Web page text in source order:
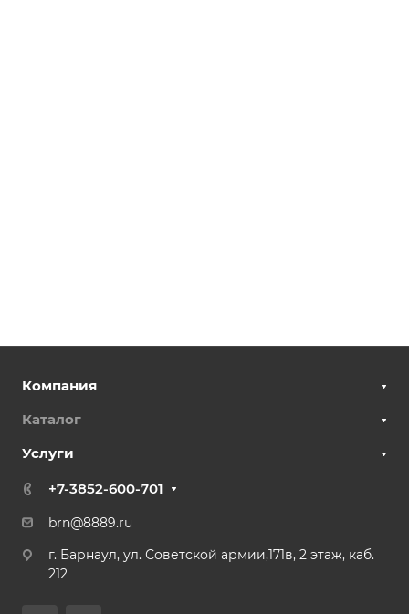
Компания
Каталог
Услуги
+7-3852-600-701
brn@8889.ru
г. Барнаул, ул. Советской армии,171в, 2 этаж, каб.
212